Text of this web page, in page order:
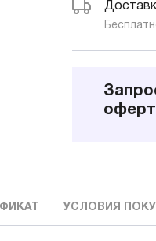
УСЛОВИЯ